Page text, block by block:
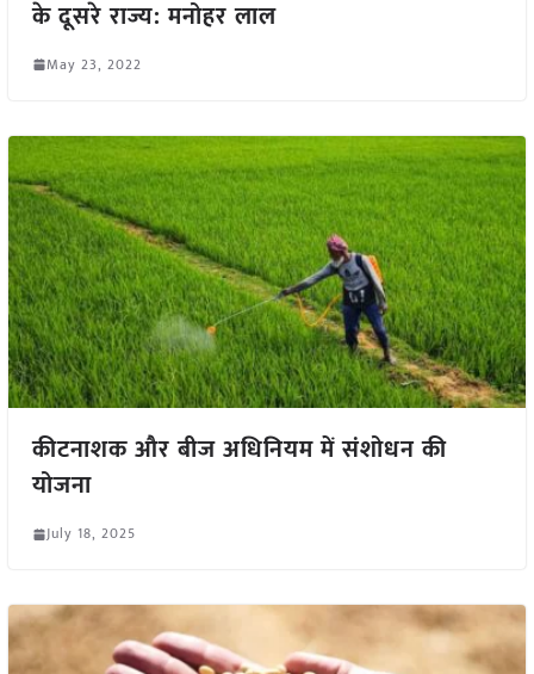
के दूसरे राज्य: मनोहर लाल
May 23, 2022
कीटनाशक और बीज अधिनियम में संशोधन की
योजना
July 18, 2025